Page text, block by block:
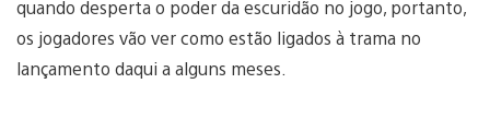
quando desperta o poder da escuridão no jogo, portanto,
os jogadores vão ver como estão ligados à trama no
lançamento daqui a alguns meses.